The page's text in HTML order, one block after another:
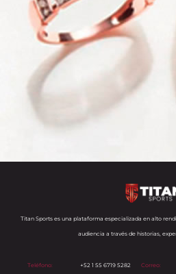
Titan Sports es una plataforma especializada en alto
audiencia a través de historias,
Teléfono: +52 1 55 6719 5282 Correo: